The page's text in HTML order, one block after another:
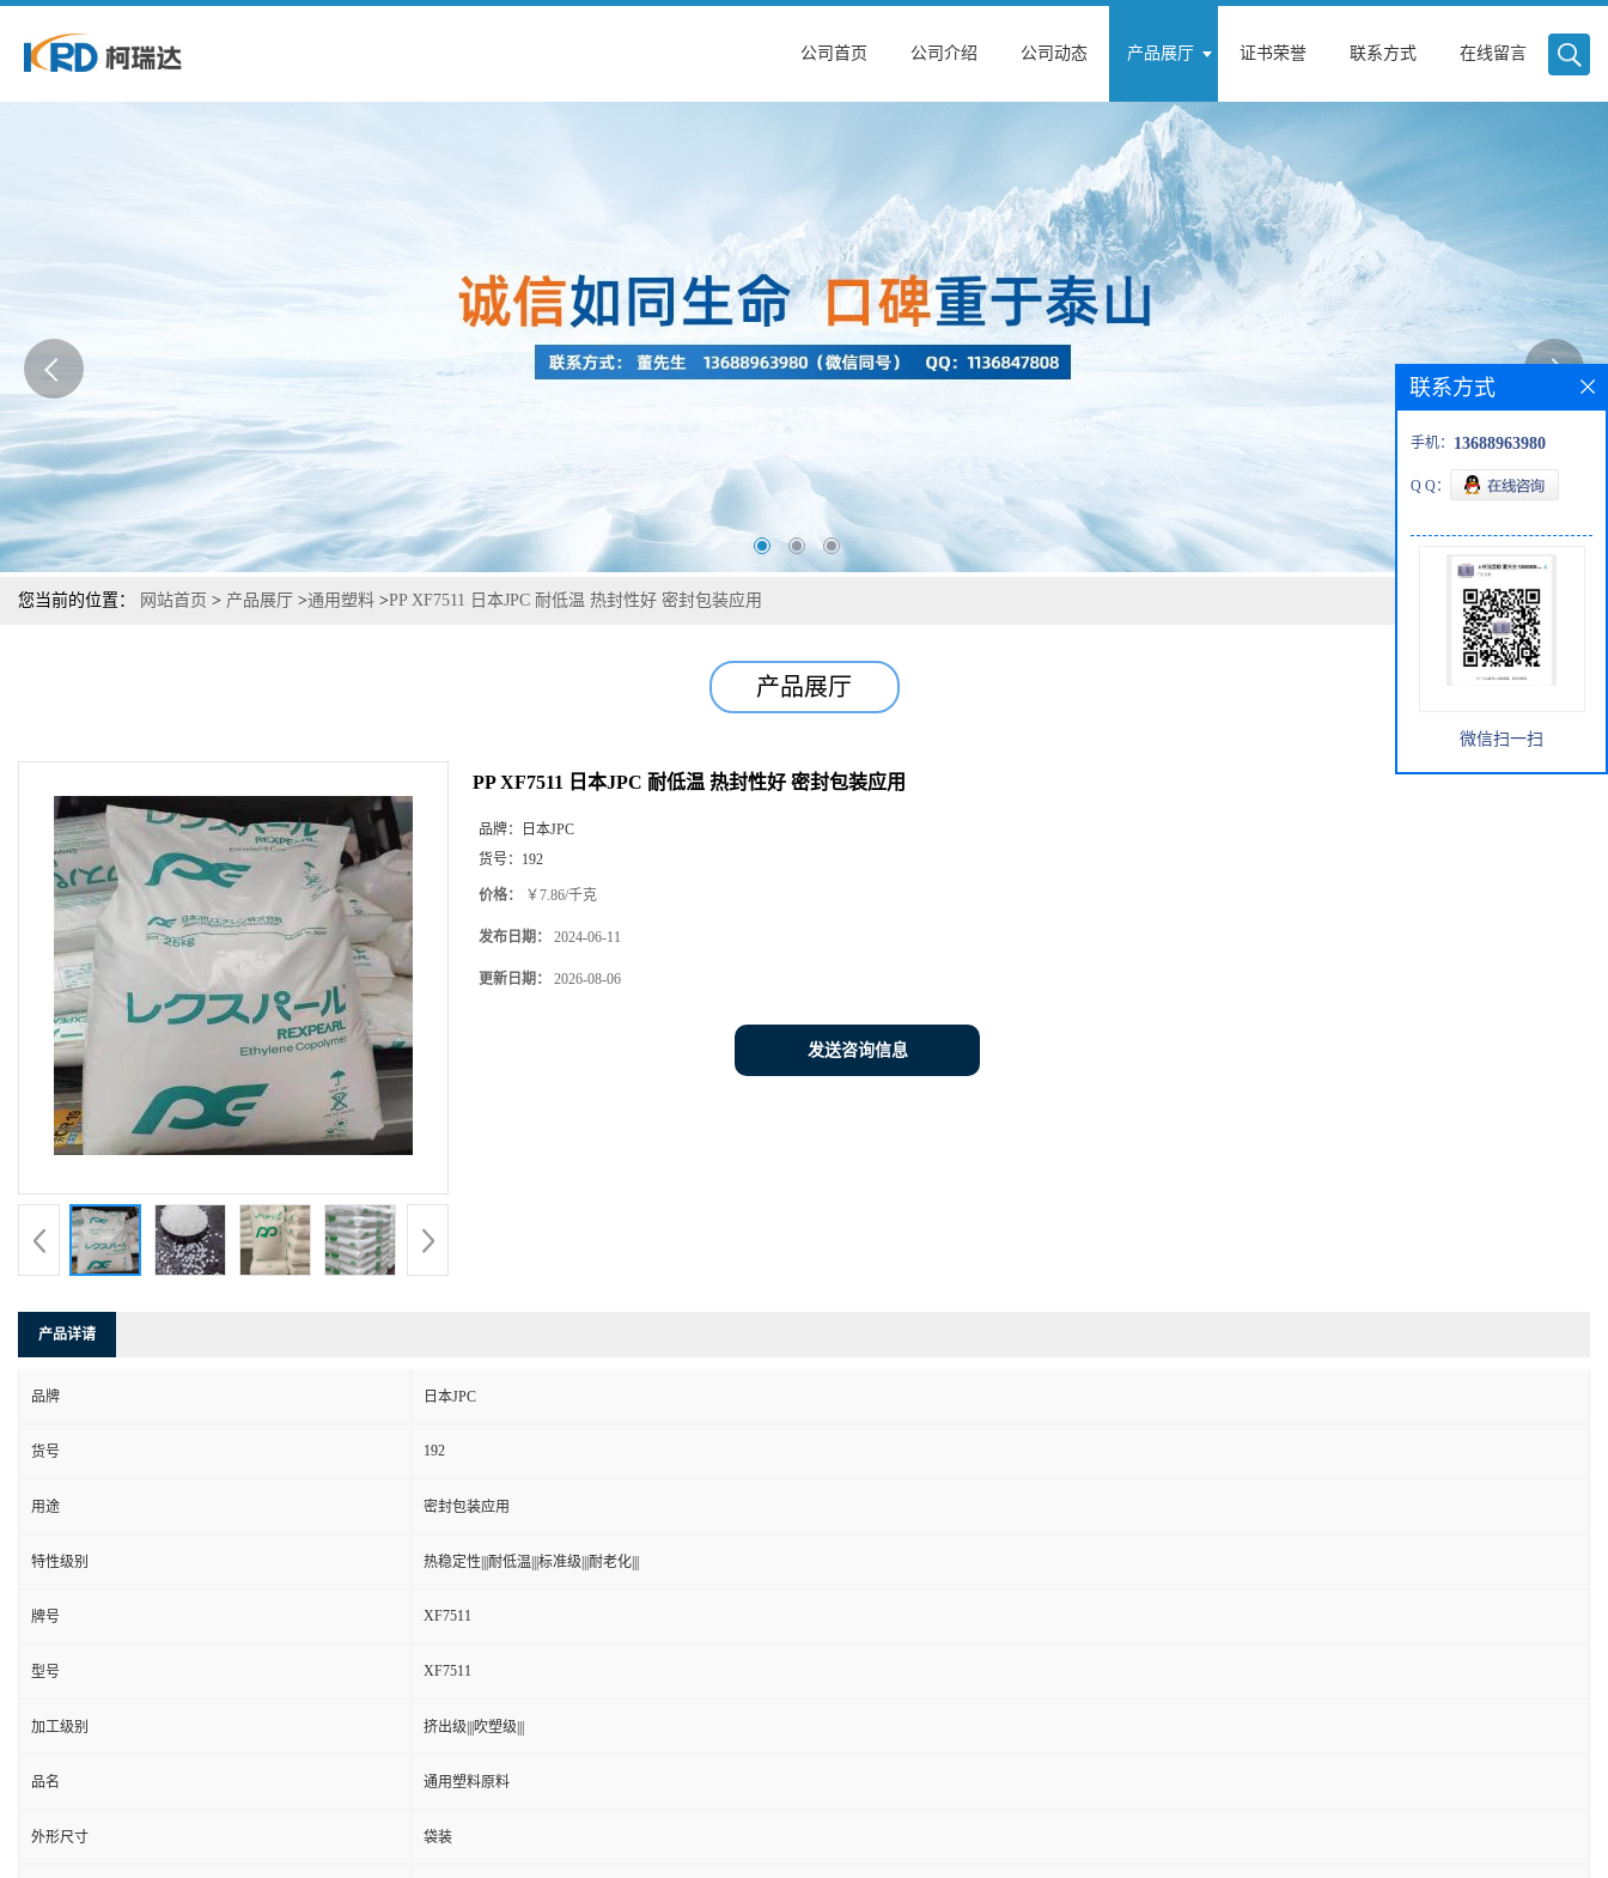
公司首页 公司介绍 公司动态 产品展厅 证书荣誉 联系方式 在线留言
您当前的位置： 网站首页 > 产品展厅 >通用塑料 >PP XF7511 日本JPC 耐低温 热封性好 密封包装应用
产品展厅
PP XF7511 日本JPC 耐低温 热封性好 密封包装应用
品牌：
日本JPC
货号： 192
价格： ￥7.86/千克
发布日期： 2024-06-11
更新日期： 2026-08-06
发送咨询信息
产品详请
品牌 日本JPC
货号 192
用途 密封包装应用
特性级别 热稳定性|||耐低温|||标准级|||耐老化|||
牌号 XF7511
型号 XF7511
加工级别 挤出级|||吹塑级|||
品名 通用塑料原料
外形尺寸 袋装
联系方式
手机： 13688963980
Q Q：
微信扫一扫